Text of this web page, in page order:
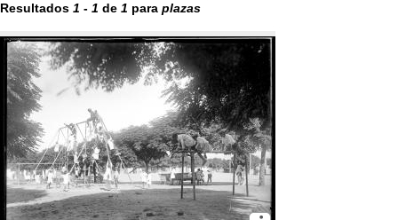
Resultados 1 - 1 de 1 para plazas